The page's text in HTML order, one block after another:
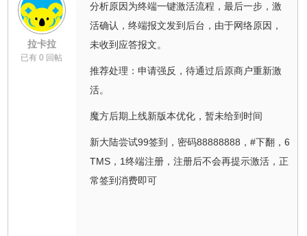
拉卡拉
已有 0 回帖
分析原因为终端一键激活流程，最后一步，激
活确认，终端报文发到后台，由于网络原因，
未收到应答报文。
推荐处理：申请强反，待通过后原商户重新激
活。
魔方后期上线新版本优化，暂未给到时间
新大陆尝试99签到，密码88888888，#下翻，6
TMS，1终端注册，注册后不会再提示激活，正
常签到消费即可